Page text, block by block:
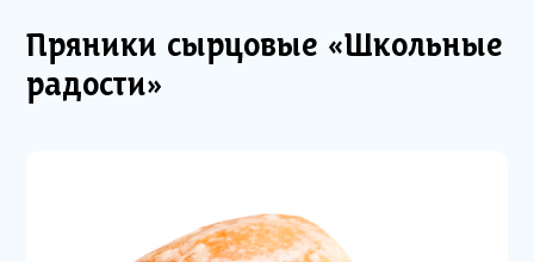
Пряники сырцовые «Школьные
радости»